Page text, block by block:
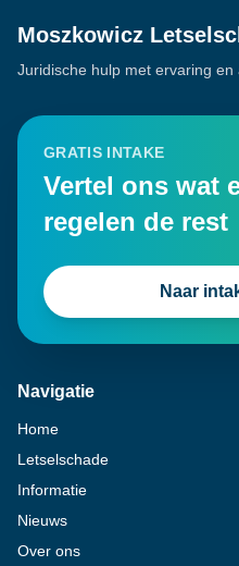
Moszkowicz
Juridische hulp met ervaring en
GRATIS INTAKE
Vertel ons wat
regelen de rest
Naar
Navigatie
Home
Letselschade
Informatie
Nieuws
Over ons